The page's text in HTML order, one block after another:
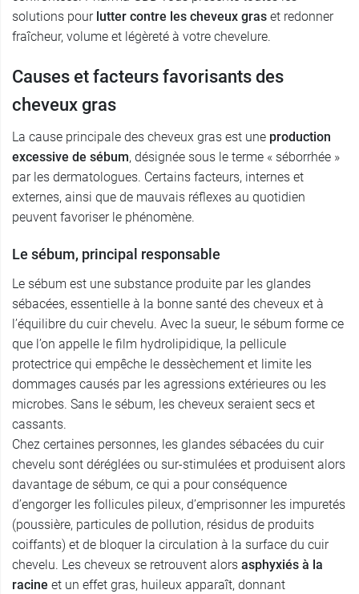
solutions pour lutter contre les cheveux gras et redonner
fraîcheur, volume et légèreté à votre chevelure.
Causes et facteurs favorisants des
cheveux gras
La cause principale des cheveux gras est une production
excessive de sébum, désignée sous le terme « séborrhée »
par les dermatologues. Certains facteurs, internes et
externes, ainsi que de mauvais réflexes au quotidien
peuvent favoriser le phénomène.
Le sébum, principal responsable
Le sébum est une substance produite par les glandes
sébacées, essentielle à la bonne santé des cheveux et à
l’équilibre du cuir chevelu. Avec la sueur, le sébum forme ce
que l’on appelle le film hydrolipidique, la pellicule
protectrice qui empêche le dessèchement et limite les
dommages causés par les agressions extérieures ou les
microbes. Sans le sébum, les cheveux seraient secs et
cassants.
Chez certaines personnes, les glandes sébacées du cuir
chevelu sont déréglées ou sur-stimulées et produisent alors
davantage de sébum, ce qui a pour conséquence
d’engorger les follicules pileux, d’emprisonner les impuretés
(poussière, particules de pollution, résidus de produits
coiffants) et de bloquer la circulation à la surface du cuir
chevelu. Les cheveux se retrouvent alors asphyxiés à la
racine et un effet gras, huileux apparaît, donnant